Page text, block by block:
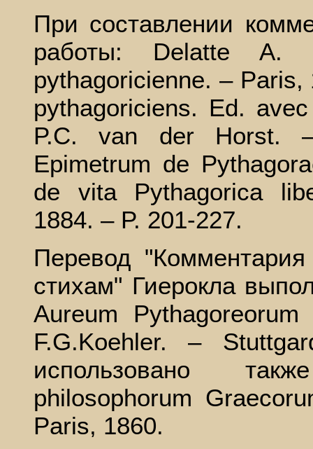
При составлении
работы: Delatte A.
pythagoricienne. –
pythagoriciens. Ed.
P.C. van der Horst.
Epimetrum de
de vita Pythagorica
1884. – P. 201-227.
Перевод
стихам" Гиерокла
Aureum
F.G.Koehler. –
использовано
philosophorum
Paris, 1860.